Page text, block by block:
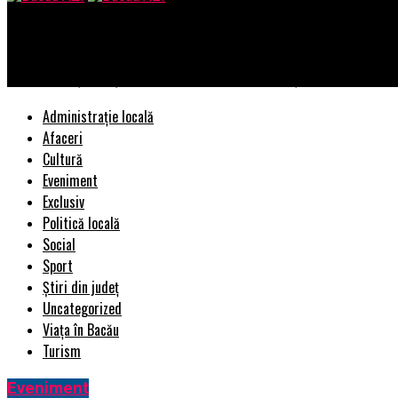
Administrație locală
Afaceri
Cultură
Eveniment
Exclusiv
Politică locală
Social
Sport
Știri din județ
Uncategorized
Viața în Bacău
Turism
Eveniment